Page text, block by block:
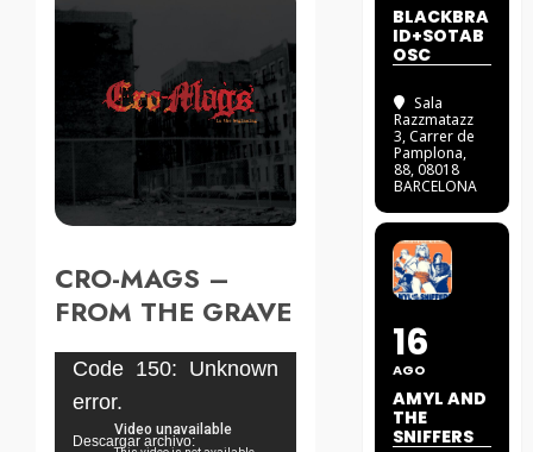
CRO-MAGS –
FROM THE GRAVE
Reproductor
de
vídeo
Code 150: Unknown
error.
Descargar archivo:
BLACKBRA
ID+SOTAB
OSC
Sala
Razzmatazz
3, Carrer de
Pamplona,
88, 08018
BARCELONA
16
AGO
AMYL AND
THE
SNIFFERS